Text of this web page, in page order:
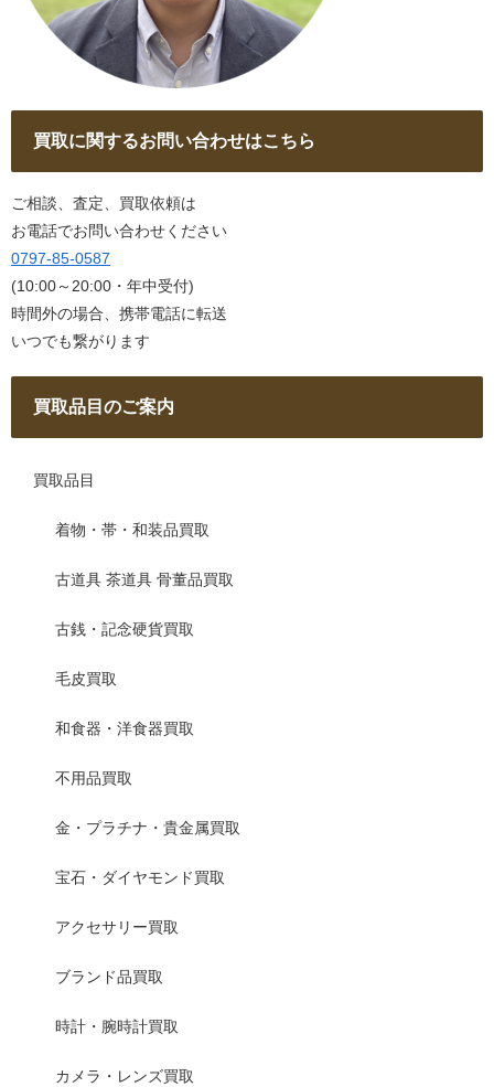
買取に関するお問い合わせはこちら
ご相談、査定、買取依頼は
お電話でお問い合わせください
0797-85-0587
(10:00～20:00・年中受付)
時間外の場合、携帯電話に転送
いつでも繋がります
買取品目のご案内
買取品目
着物・帯・和装品買取
古道具 茶道具 骨董品買取
古銭・記念硬貨買取
毛皮買取
和食器・洋食器買取
不用品買取
金・プラチナ・貴金属買取
宝石・ダイヤモンド買取
アクセサリー買取
ブランド品買取
時計・腕時計買取
カメラ・レンズ買取